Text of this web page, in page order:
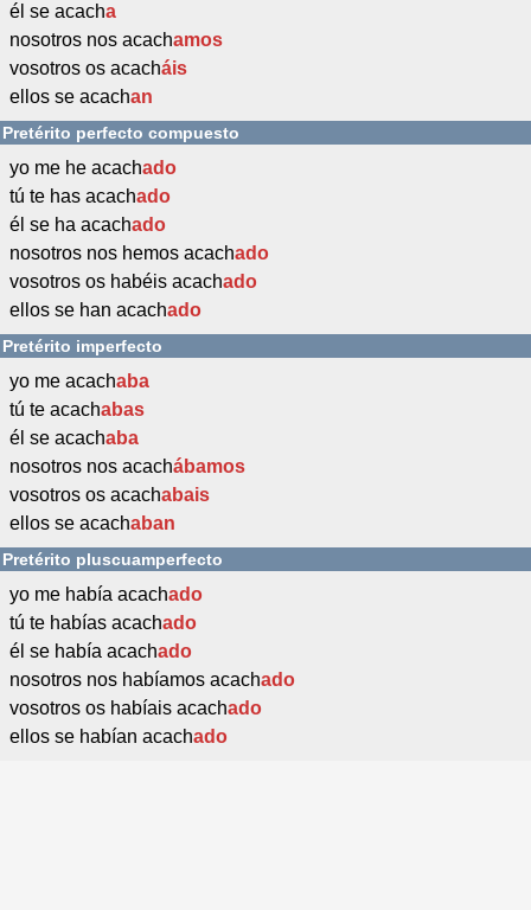
él se acacha
nosotros nos acachamos
vosotros os acacháis
ellos se acachan
Pretérito perfecto compuesto
yo me he acachado
tú te has acachado
él se ha acachado
nosotros nos hemos acachado
vosotros os habéis acachado
ellos se han acachado
Pretérito imperfecto
yo me acachaba
tú te acachabas
él se acachaba
nosotros nos acachábamos
vosotros os acachabais
ellos se acachaban
Pretérito pluscuamperfecto
yo me había acachado
tú te habías acachado
él se había acachado
nosotros nos habíamos acachado
vosotros os habíais acachado
ellos se habían acachado